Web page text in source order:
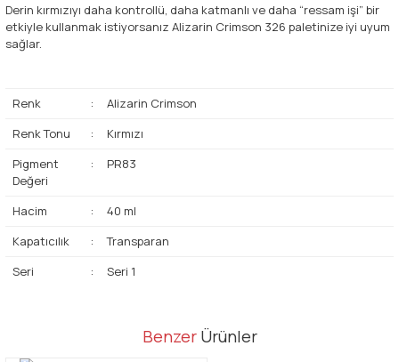
Derin kırmızıyı daha kontrollü, daha katmanlı ve daha “ressam işi” bir
etkiyle kullanmak istiyorsanız Alizarin Crimson 326 paletinize iyi uyum
sağlar.
Renk :
Alizarin Crimson
Renk Tonu
:
Kırmızı
Pigment
Değeri
: PR83
Hacim :
40 ml
Kapatıcılık
:
Transparan
Seri
: Seri 1
Bu ürünün fiyat bilgisi, resim, ürün açıklamalarında ve diğer
Benzer Ürünler